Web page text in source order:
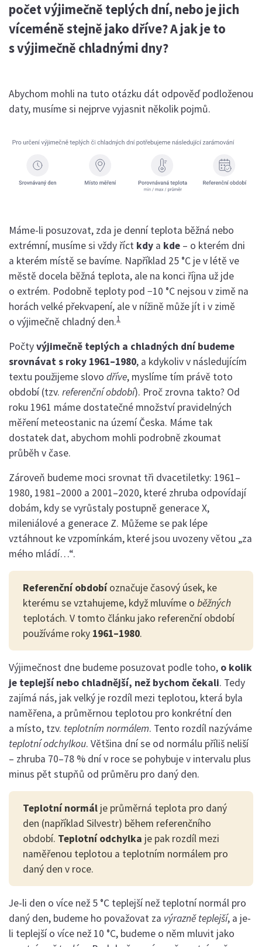
počet výjimečně teplých dní, nebo je jich
víceméně stejně jako dříve? A jak je to
s výjimečně chladnými dny?
Abychom mohli na tuto otázku dát odpověď podloženou
daty, musíme si nejprve vyjasnit několik pojmů.
Máme-li posuzovat, zda je denní teplota běžná nebo
extrémní, musíme si vždy říct kdy a kde – o kterém dni
a kterém místě se bavíme. Například 25 °C je v létě ve
městě docela běžná teplota, ale na konci října už jde
o extrém. Podobně teploty pod −10 °C nejsou v zimě na
horách velké překvapení, ale v nížině může jít i v zimě
o výjimečně chladný den.1
Počtyvýjimečně teplých a chladných dní budeme
srovnávat s roky 1961–1980, a kdykoliv v následujícím
textu použijeme slovo dříve, myslíme tím právě toto
období (tzv. referenční období). Proč zrovna takto? Od
roku 1961 máme dostatečné množství pravidelných
měření meteostanic na území Česka. Máme tak
dostatek dat, abychom mohli podrobně zkoumat
průběh v čase.
Zároveň budeme moci srovnat tři dvacetiletky: 1961–
1980, 1981–2000 a 2001–2020, které zhruba odpovídají
dobám, kdy se vyrůstaly postupně generace X,
mileniálové a generace Z. Můžeme se pak lépe
vztáhnout ke vzpomínkám, které jsou uvozeny větou „za
mého mládí…“.
Referenční obdobíoznačuje časový úsek, ke
kterému se vztahujeme, když mluvíme o běžných
teplotách. V tomto článku jako referenční období
používáme roky 1961–1980.
Výjimečnost dne budeme posuzovat podle toho, o kolik
je teplejší nebo chladnější, než bychom čekali. Tedy
zajímá nás, jak velký je rozdíl mezi teplotou, která byla
naměřena, a průměrnou teplotou pro konkrétní den
a místo, tzv. teplotním normálem. Tento rozdíl nazýváme
teplotní odchylkou. Většina dní se od normálu příliš neliší
– zhruba 70–78 % dní v roce se pohybuje v intervalu plus
minus pět stupňů od průměru pro daný den.
Teplotní normál je průměrná teplota pro daný
den (například Silvestr) během referenčního
období. Teplotní odchylka je pak rozdíl mezi
naměřenou teplotou a teplotním normálem pro
daný den v roce.
Je-li den o více než 5 °C teplejší než teplotní normál pro
daný den, budeme ho považovat za výrazně teplejší, a je-
li teplejší o více než 10 °C, budeme o něm mluvit jako